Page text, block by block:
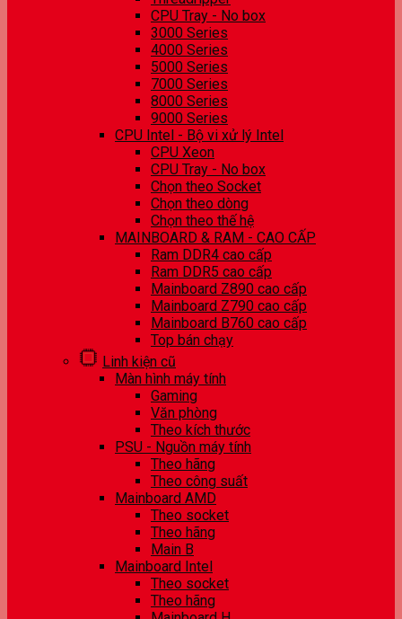
CPU Tray - No box
3000 Series
4000 Series
5000 Series
7000 Series
8000 Series
9000 Series
CPU Intel - Bộ vi xử lý Intel
CPU Xeon
CPU Tray - No box
Chọn theo Socket
Chọn theo dòng
Chọn theo thế hệ
MAINBOARD & RAM - CAO CẤP
Ram DDR4 cao cấp
Ram DDR5 cao cấp
Mainboard Z890 cao cấp
Mainboard Z790 cao cấp
Mainboard B760 cao cấp
Top bán chạy
Linh kiện cũ
Màn hình máy tính
Gaming
Văn phòng
Theo kích thước
PSU - Nguồn máy tính
Theo hãng
Theo công suất
Mainboard AMD
Theo socket
Theo hãng
Main B
Mainboard Intel
Theo socket
Theo hãng